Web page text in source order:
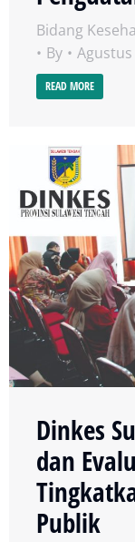
Bidang
By
Agustus
READ MORE
Dinkes
dan
Publik